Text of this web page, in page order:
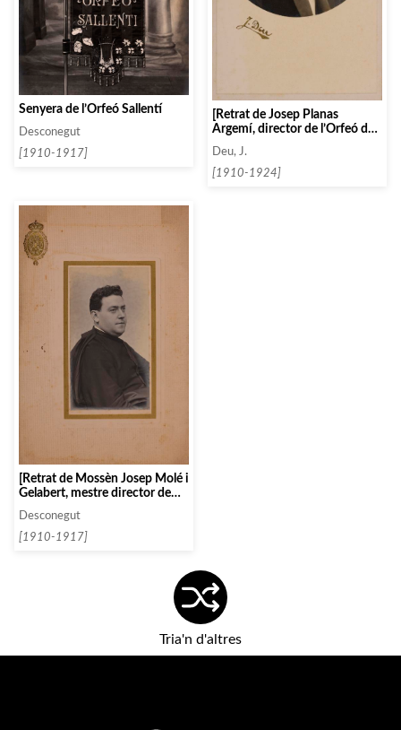
Senyera de l’Orfeó Sallentí
Desconegut
[1910-1917]
[Retrat de Josep Planas
Argemí, director de l’Orfeó de
Deu, J.
[1910-1924]
[Retrat de Mossèn Josep Molé i
Gelabert, mestre director de
Desconegut
[1910-1917]
Tria'n d'altres